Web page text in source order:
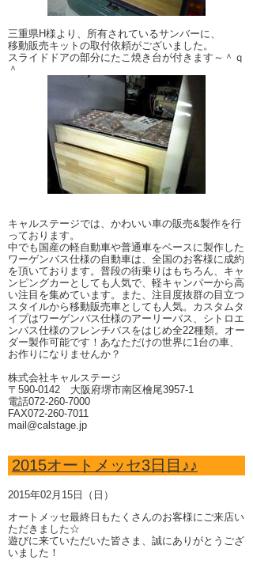
三重県H様より、所有されているサンバーに、
移動販売キットの取付依頼がございました。
スライドドアの部分にたこ焼き台が付きます～＾ｑ
＾
キャルステージでは、かわいい車の販売&製作を行
っております。
中でも国産の軽自動車や普通車をベースに製作した
ワーゲンバス仕様の自動車は、全国のお客様に成約
を頂いております。普段の街乗りはもちろん、キャ
ンピングカーとしても人気で、軽キャンパーから高
い注目を集めています。また、注目度抜群の目立つ
スタイルから移動販売車としても人気。カスタムタ
イプはワーゲンバス仕様のアーリーバス、シトロエ
ンバス仕様のフレンチバスをはじめ全22種類。オー
ダー製作可能です！あなただけの世界に1台の車、
お作りになりませんか？
株式会社キャルステージ
〒590-0142 大阪府堺市南区檜尾3957-1
電話072-260-7000
FAX072-260-7011
mail@calstage.jp
2015オートメッセ3日目♪♪
2015年02月15日（日）
オートメッセ最終日もたくさんのお客様にご来店い
ただきました☆
遊びに来ていただいた皆さま、誠にありがとうござ
いました！